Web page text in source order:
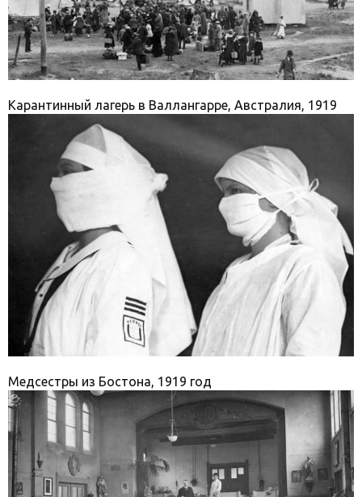
Карантинный лагерь в Валлангарре, Австралия, 1919
Медсестры из Бостона, 1919 год